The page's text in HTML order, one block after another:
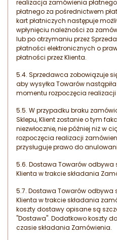
realizacja zamówienia
płatnego za pośrednictwem
kart płatniczych następuje
wpłynięciu należności za
lub po otrzymaniu przez
płatności elektronicznych o
płatności przez Klienta.
5.4. Sprzedawca zobowiązuje
aby wysyłka Towarów
momentu rozpoczęcia
5.5. W przypadku braku
Sklepu, Klient zostanie o tym
niezwłocznie, nie później niż w
rozpoczęcia realizacji
przysługuje prawo do
5.6. Dostawa Towarów odbywa
Klienta w trakcie składania
5.7. Dostawa Towarów odbywa
Klienta w trakcie składania
koszty dostawy opisane są
"Dostawa". Dodatkowo koszty
czasie składania Zamówienia.